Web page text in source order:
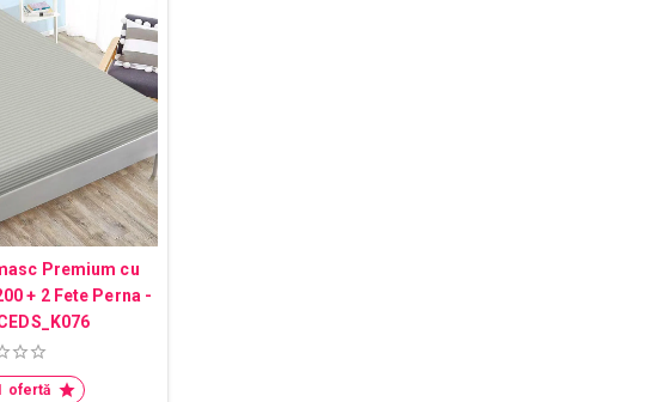
Premium cu
+ 2 Fete Perna -
ofertă